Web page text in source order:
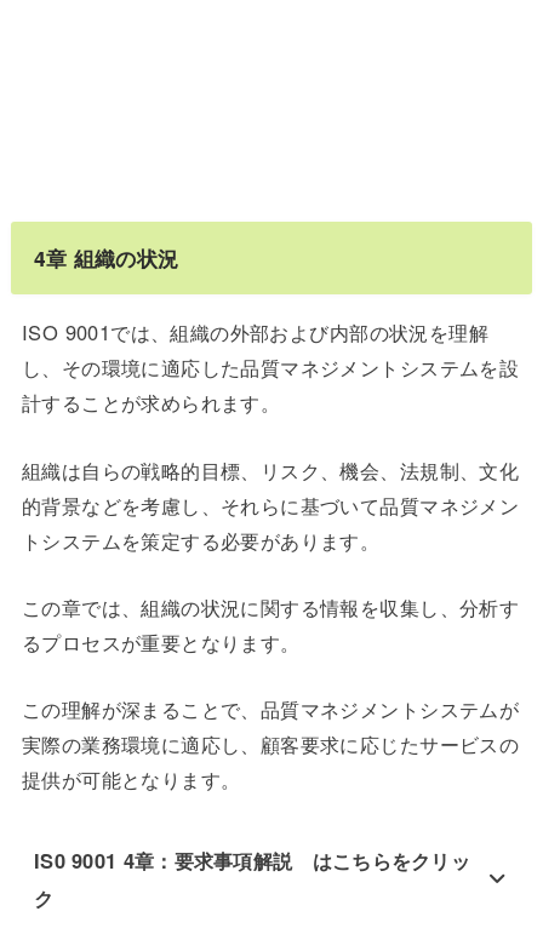
4章 組織の状況
ISO 9001では、組織の外部および内部の状況を理解
し、その環境に適応した品質マネジメントシステムを設
計することが求められます。
組織は自らの戦略的目標、リスク、機会、法規制、文化
的背景などを考慮し、それらに基づいて品質マネジメン
トシステムを策定する必要があります。
この章では、組織の状況に関する情報を収集し、分析す
るプロセスが重要となります。
この理解が深まることで、品質マネジメントシステムが
実際の業務環境に適応し、顧客要求に応じたサービスの
提供が可能となります。
IS0 9001 4章：要求事項解説 はこちらをクリッ
ク